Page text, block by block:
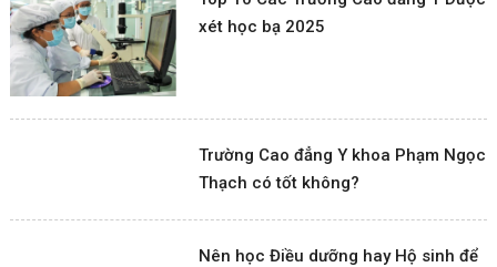
xét học bạ 2025
Trường Cao đẳng Y khoa Phạm Ngọc
Thạch có tốt không?
Nên học Điều dưỡng hay Hộ sinh để